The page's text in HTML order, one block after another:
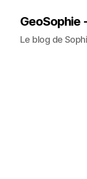
GeoSophie
Le blog de